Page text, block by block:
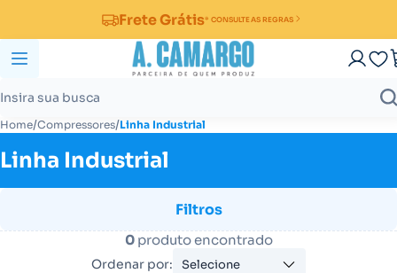
Frete Grátis* CONSULTE AS REGRAS
Home/Compressores/Linha Industrial
Linha Industrial
Filtros
0produto encontrado
Ordenar por: Selecione